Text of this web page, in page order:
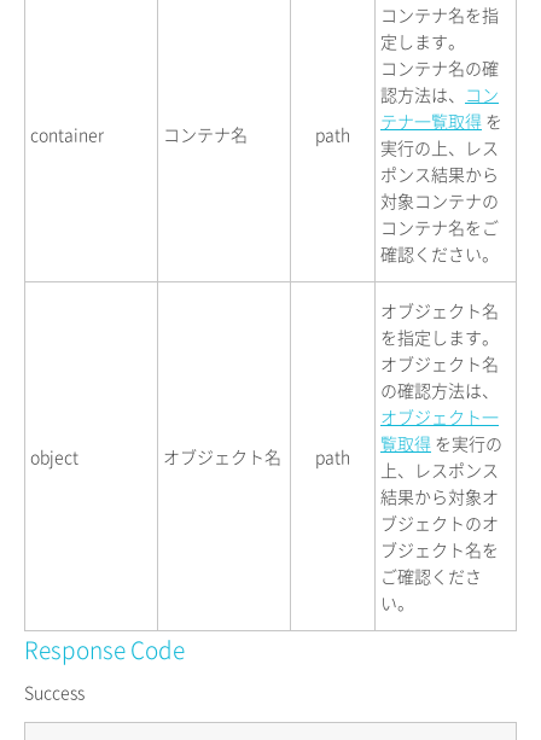
container コンテナ名 path
コンテナ名を指
定します。
コンテナ名の確
認方法は、 コン
テナ一覧取得 を
実行の上、レス
ポンス結果から
対象コンテナの
コンテナ名をご
確認ください。
object オブジェクト名 path
オブジェクト名
を指定します。
オブジェクト名
の確認方法は、
オブジェクト一
覧取得 を実行の
上、レスポンス
結果から対象オ
ブジェクトのオ
ブジェクト名を
ご確認くださ
い。
Response Code
Success